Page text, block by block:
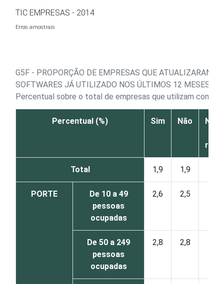
TIC EMPRESAS - 2014
Erros amostrais
G5F - PROPORÇÃO DE EMPRESAS QUE ATUALIZARAM
SOFTWARES JÁ UTILIZADO NOS ÚLTIMOS 12 MESES
Percentual sobre o total de empresas que utilizam
Percentual (%) Sim Não
Não
Total 1,9 1,9
PORTE
De 10 a 49
pessoas
ocupadas
2,6 2,5
De 50 a 249
pessoas
ocupadas
2,8 2,8